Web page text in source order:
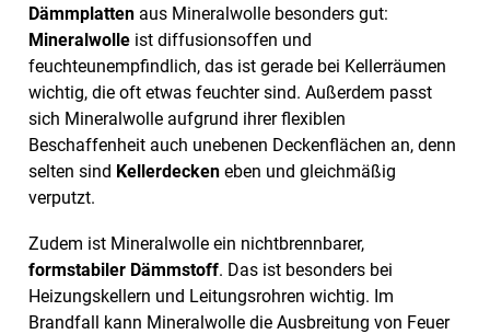
Dämmplatten aus Mineralwolle besonders gut:
Mineralwolle ist diffusionsoffen und
feuchteunempfindlich, das ist gerade bei Kellerräumen
wichtig, die oft etwas feuchter sind. Außerdem passt
sich Mineralwolle aufgrund ihrer flexiblen
Beschaffenheit auch unebenen Deckenflächen an, denn
selten sind Kellerdecken eben und gleichmäßig
verputzt.
Zudem ist Mineralwolle ein nichtbrennbarer,
formstabiler Dämmstoff. Das ist besonders bei
Heizungskellern und Leitungsrohren wichtig. Im
Brandfall kann Mineralwolle die Ausbreitung von Feuer